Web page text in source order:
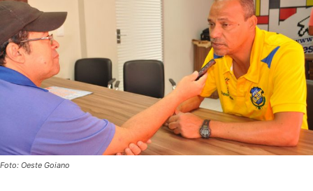
Foto: Oeste Goiano